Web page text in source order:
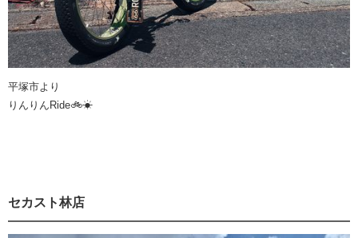
平塚市より
りんりんRide🚲☀
セカスト林店